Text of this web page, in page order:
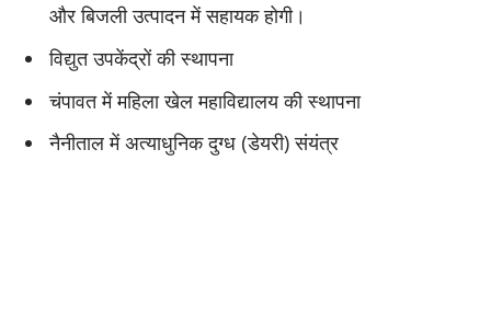
और बिजली उत्पादन में सहायक होगी।
विद्युत उपकेंद्रों की स्थापना
चंपावत में महिला खेल महाविद्यालय की स्थापना
नैनीताल में अत्याधुनिक दुग्ध (डेयरी) संयंत्र